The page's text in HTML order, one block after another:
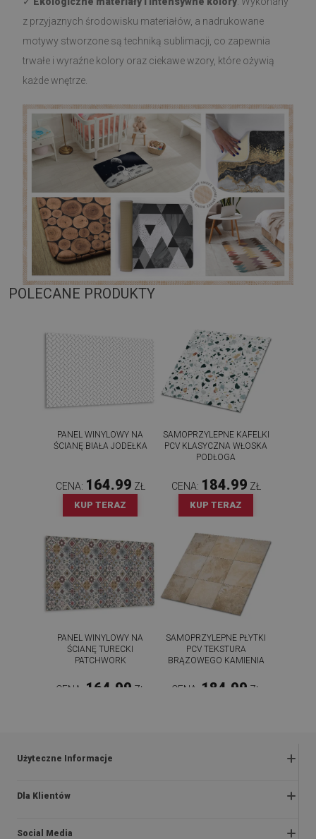
z przyjaznych środowisku materiałów, a nadrukowane
motywy stworzone są techniką sublimacji, co zapewnia
trwałe i wyraźne kolory oraz ciekawe wzory, które ożywią
każde wnętrze.
POLECANE PRODUKTY
PANEL WINYLOWY NA
ŚCIANĘ BIAŁA JODEŁKA
CENA: 164.99 ZŁ
KUP TERAZ
SAMOPRZYLEPNE KAFELKI
PCV KLASYCZNA WŁOSKA
PODŁOGA
CENA: 184.99 ZŁ
KUP TERAZ
PANEL WINYLOWY NA
ŚCIANĘ TURECKI
PATCHWORK
CENA: 164.99 ZŁ
SAMOPRZYLEPNE PŁYTKI
PCV TEKSTURA
BRĄZOWEGO KAMIENIA
CENA: 184.99 ZŁ
Użyteczne Informacje
Zwroty i reklamacje
Polityka prywatności i cookies
Dla Klientów
O nas
Social Media